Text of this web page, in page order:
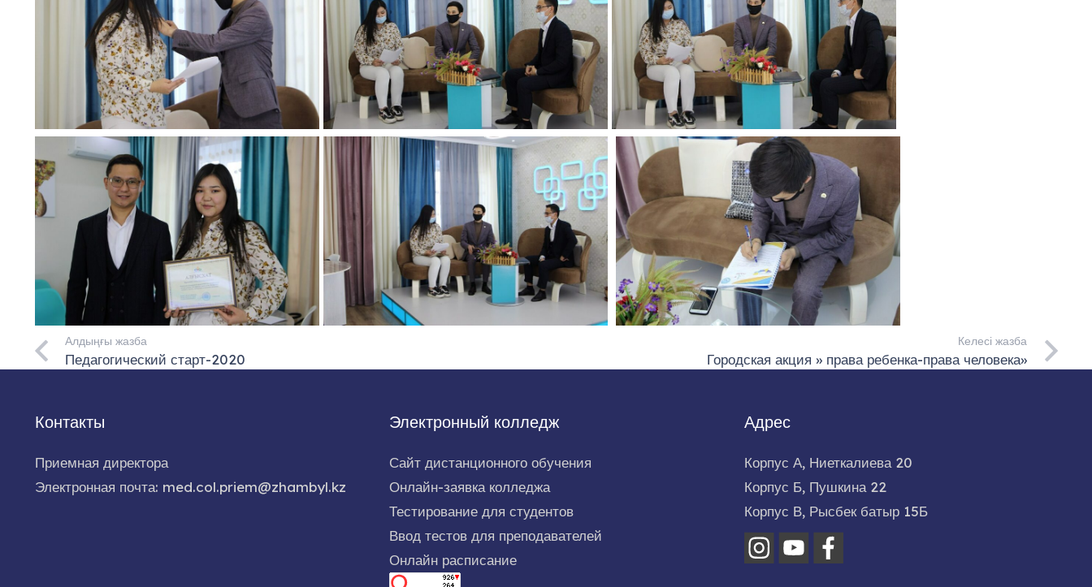
Алдыңғы жазба
Педагогический старт-2020
Келесі жазба
Городская акция » права ребенка-права человека»
Контакты
Приемная директора
Электронная почта: med.col.priem@zhambyl.kz
Электронный колледж
Сайт дистанционного обучения
Онлайн-заявка колледжа
Тестирование для студентов
Ввод тестов для преподавателей
Онлайн расписание
Адрес
Корпус А, Ниеткалиева 20
Корпус Б, Пушкина 22
Корпус В, Рысбек батыр 15Б